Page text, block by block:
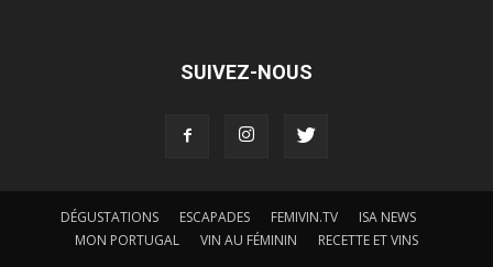
SUIVEZ-NOUS
DÉGUSTATIONS ESCAPADES FEMIVIN.TV
ISA NEWS
MON PORTUGAL
VIN AU FÉMININ RECETTE ET VINS